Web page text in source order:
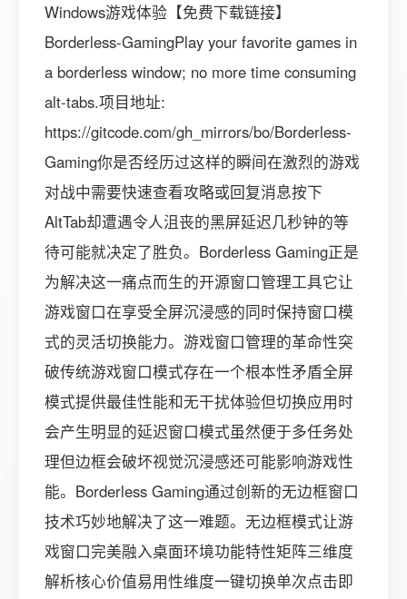
Windows游戏体验【免费下载链接】
Borderless-GamingPlay your favorite games in
a borderless window; no more time consuming
alt-tabs.项目地址:
https://gitcode.com/gh_mirrors/bo/Borderless-
Gaming你是否经历过这样的瞬间在激烈的游戏
对战中需要快速查看攻略或回复消息按下
AltTab却遭遇令人沮丧的黑屏延迟几秒钟的等
待可能就决定了胜负。Borderless Gaming正是
为解决这一痛点而生的开源窗口管理工具它让
游戏窗口在享受全屏沉浸感的同时保持窗口模
式的灵活切换能力。游戏窗口管理的革命性突
破传统游戏窗口模式存在一个根本性矛盾全屏
模式提供最佳性能和无干扰体验但切换应用时
会产生明显的延迟窗口模式虽然便于多任务处
理但边框会破坏视觉沉浸感还可能影响游戏性
能。Borderless Gaming通过创新的无边框窗口
技术巧妙地解决了这一难题。无边框模式让游
戏窗口完美融入桌面环境功能特性矩阵三维度
解析核心价值易用性维度一键切换单次点击即